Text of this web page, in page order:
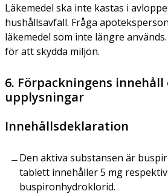
Läkemedel ska inte kastas i
hushållsavfall. Fråga
läkemedel som inte längre
för att skydda miljön.
6. Förpackningens innehåll
upplysningar
Innehållsdeklaration
Den aktiva substansen är
tablett innehåller 5 mg
buspironhydroklorid.